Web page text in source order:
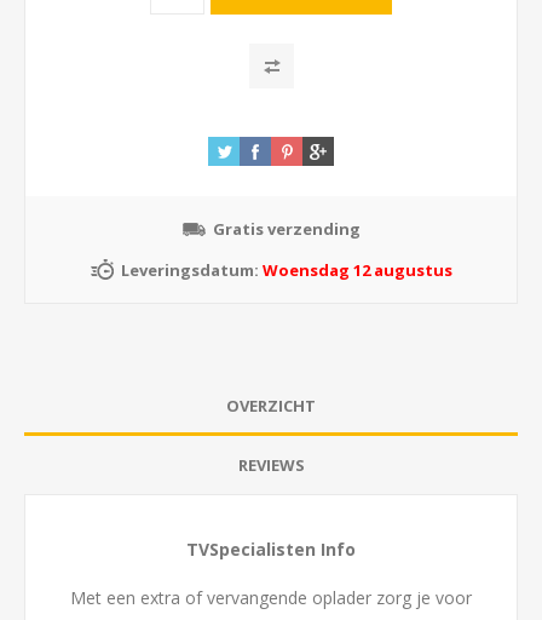
Gratis verzending
Leveringsdatum: Woensdag 12 augustus
OVERZICHT
REVIEWS
TVSpecialisten Info
Met een extra of vervangende oplader zorg je voor